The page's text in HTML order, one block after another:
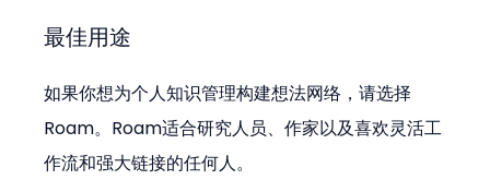
最佳用途
如果你想为个人知识管理构建想法网络，请选择
Roam。Roam适合研究人员、作家以及喜欢灵活工
作流和强大链接的任何人。